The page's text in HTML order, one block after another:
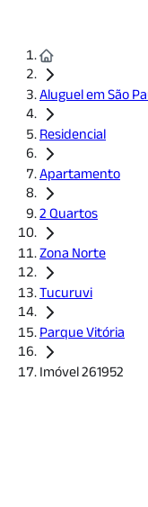
Aluguel em São
Residencial
Apartamento
2 Quartos
Zona Norte
Tucuruvi
Parque Vitória
Imóvel 261952